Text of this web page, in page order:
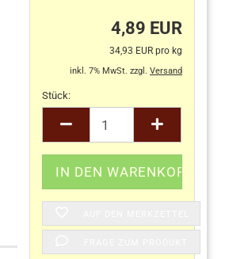
4,89 EUR
34,93 EUR pro kg
inkl. 7% MwSt. zzgl. Versand
Stück:
Stück